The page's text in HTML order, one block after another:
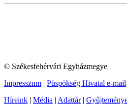
© Székesfehérvári Egyházmegye
Impresszum | Püspökség Hivatal e-mail
Híreink | Média | Adattár|